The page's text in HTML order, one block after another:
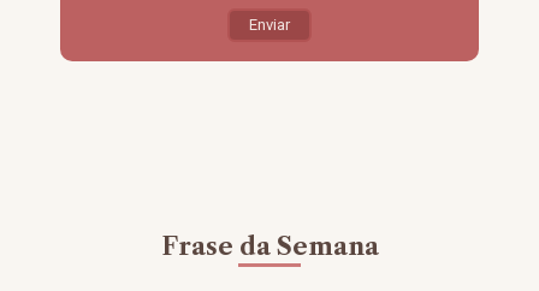
Frase da Semana